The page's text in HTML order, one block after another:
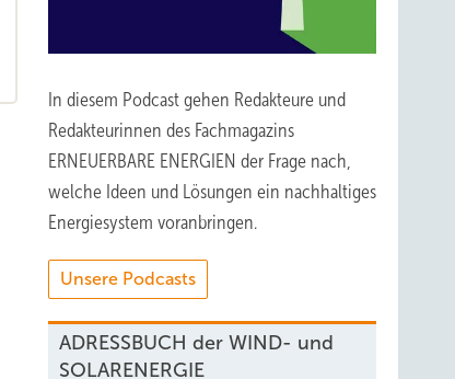
In diesem Podcast gehen Redakteure und
Redakteurinnen des Fachmagazins
ERNEUERBARE ENERGIEN der Frage nach,
welche Ideen und Lösungen ein nachhaltiges
Energiesystem voranbringen.
Unsere Podcasts
ADRESSBUCH der WIND- und
SOLARENERGIE